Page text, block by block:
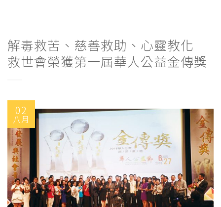
解毒救苦、慈善救助、心靈教化
救世會榮獲第一屆華人公益金傳獎
02
八月